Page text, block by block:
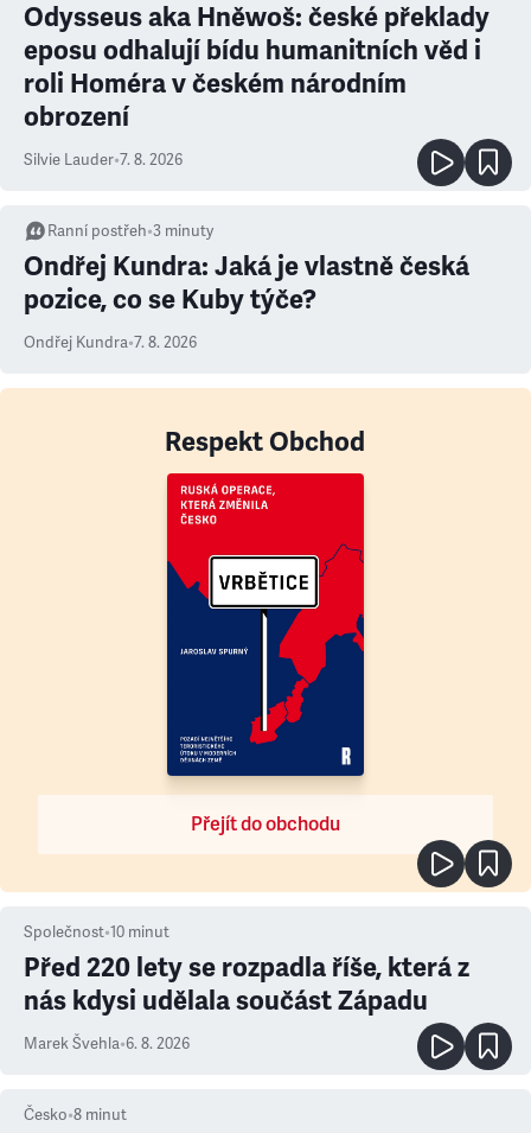
Odysseus aka Hněwoš: české překlady
eposu odhalují bídu humanitních věd i
roli Homéra v českém národním
obrození
Silvie Lauder•7. 8. 2026
Ranní postřeh•3 minuty
Ondřej Kundra: Jaká je vlastně česká
pozice, co se Kuby týče?
Ondřej Kundra•7. 8. 2026
Respekt Obchod
Přejít do obchodu
Společnost•10 minut
Před 220 lety se rozpadla říše, která z
nás kdysi udělala součást Západu
Marek Švehla•6. 8. 2026
Česko•8 minut